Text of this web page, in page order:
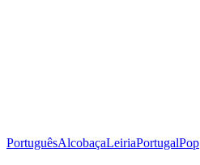
PortuguêsAlcobaçaLeiriaPortugalPop